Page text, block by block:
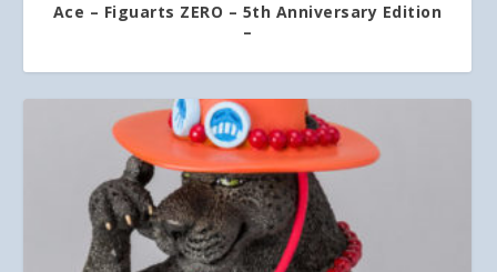
Ace – Figuarts ZERO – 5th Anniversary Edition
–